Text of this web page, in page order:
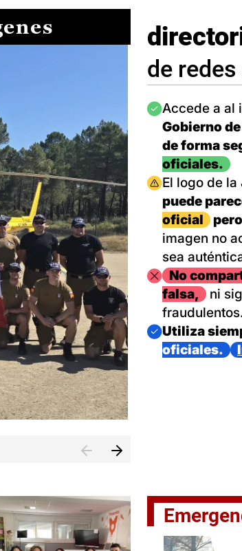
de
Imagen
Accede a al
Gobierno
de forma
oficiales.
Imagen
El logo de
puede
oficial
imagen no
sea
Imagen
No
falsa,
ni
fraudulentos.
Imagen
Utiliza
oficiales.